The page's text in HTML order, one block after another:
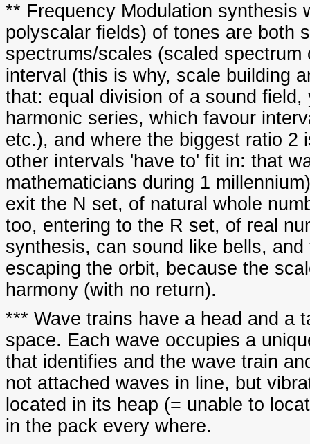
** Frequency Modulation synthesis
polyscalar fields) of tones are both
spectrums/scales (scaled
interval (this is why, scale building
that: equal division of a sound
harmonic series, which favour
etc.), and where the biggest ratio 2
other intervals 'have to' fit in: that
mathematicians during 1
exit the N set, of natural whole
too, entering to the R set, of real
synthesis, can sound like bells,
escaping the orbit, because the
harmony (with no return).
*** Wave trains have a head and a
space. Each wave occupies a
that identifies and the wave train
not attached waves in line, but
located in its heap (= unable to
in the pack every where.